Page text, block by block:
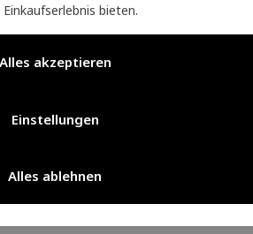
dětské bundy, které v
für Sie Seit 20 Jahren glänzen wir für
bieten.
Alles ablehnen
Einstellungen
Alles akzeptieren